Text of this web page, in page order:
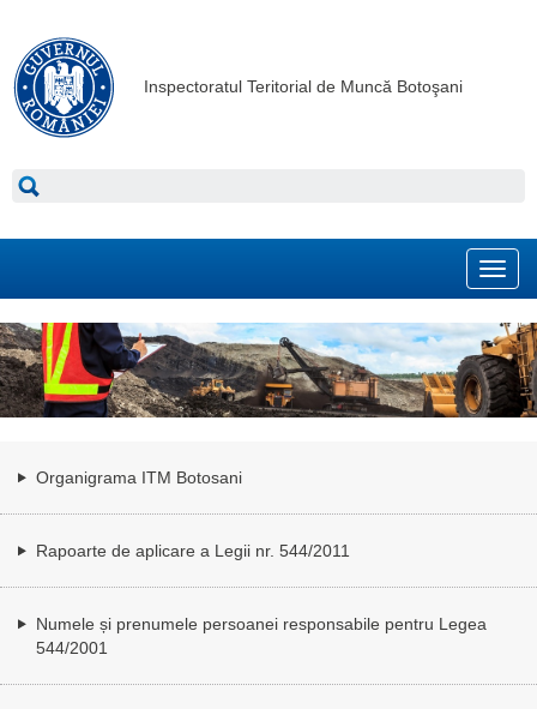
Inspectoratul Teritorial de Muncă Botoşani
Organigrama ITM Botosani
Rapoarte de aplicare a Legii nr. 544/2011
Numele și prenumele persoanei responsabile pentru Legea
544/2001